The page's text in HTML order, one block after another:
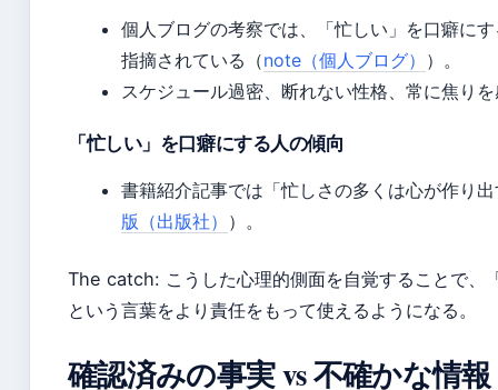
個人ブログの考察では、「忙しい」を口癖に
指摘されている（note（個人ブログ） ）。
スケジュール過密、断れない性格、常に焦り
「忙しい」を口癖にする人の傾向
書籍紹介記事では「忙しさの多くは心が作り
版（出版社） ）。
The catch: こうした心理的側面を自覚することで、
という言葉をより責任をもって使えるようになる。
確認済みの事実 vs 不確かな情報